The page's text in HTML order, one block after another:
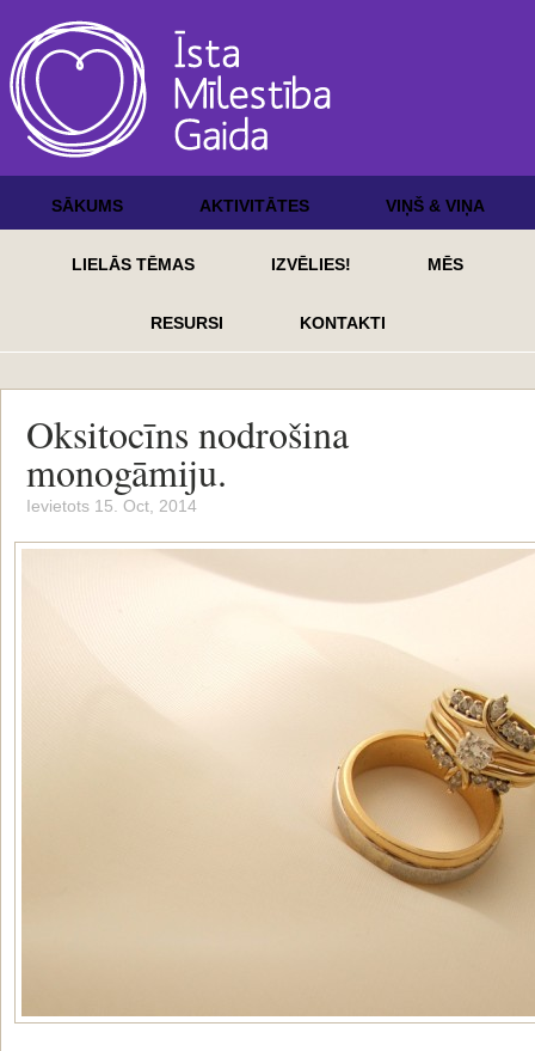
SĀKUMS AKTIVITĀTES VIŅŠ & VIŅA
LIELĀS TĒMAS IZVĒLIES! MĒS
RESURSI KONTAKTI
Oksitocīns nodrošina
monogāmiju.
Ievietots 15. Oct, 2014